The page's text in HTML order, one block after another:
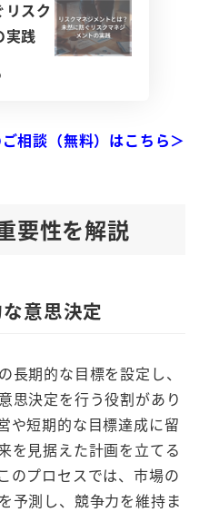
スク
実践
相談（無料）はこちら＞
要性を解説
意思決定
長期的な目標を設定し、
思決定を行う役割があり
や短期的な目標達成に留
を見据えた計画を立てる
のプロセスでは、市場の
予測し、競争力を維持ま